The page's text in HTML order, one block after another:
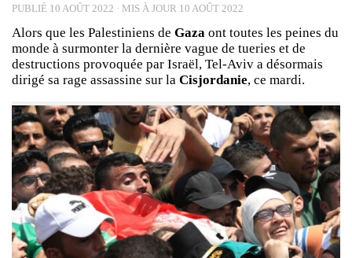
PUBLIÉ 10 AOÛT 2022 · MIS À JOUR 10 AOÛT 2022
Alors que les Palestiniens de Gaza ont toutes les peines du
monde à surmonter la dernière vague de tueries et de
destructions provoquée par Israël, Tel-Aviv a désormais
dirigé sa rage assassine sur la Cisjordanie, ce mardi.